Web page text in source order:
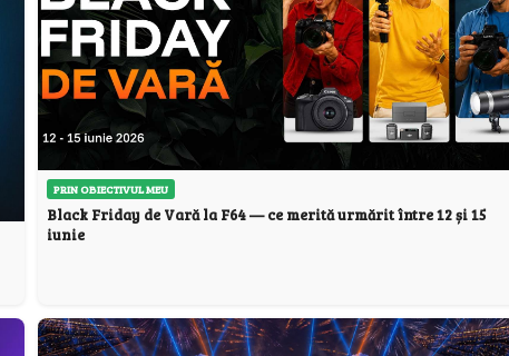
PRIN OBIECTIVUL MEU
Black Friday de Vară la F64 — ce merită urmărit între 12 și 15
iunie